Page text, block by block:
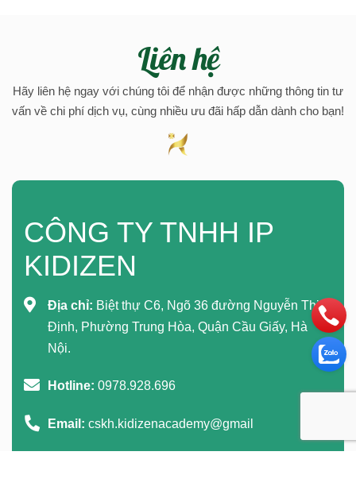
Liên hệ
Hãy liên hệ ngay với chúng tôi để nhận được những thông tin tư
vấn về chi phí dịch vụ, cùng nhiều ưu đãi hấp dẫn dành cho bạn!
CÔNG TY TNHH IP
KIDIZEN
Địa chỉ: Biệt thự C6, Ngõ 36 đường Nguyễn Thị
Định, Phường Trung Hòa, Quận Cầu Giấy, Hà
Nội.
Hotline: 0978.928.696
Email: cskh.kidizenacademy@gmail